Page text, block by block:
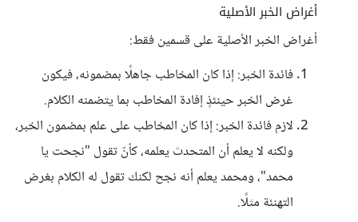
أغراض الخبر الأصلية
أغراض الخبر الأصلية على قسمين فقط:
فائدة الخبر: إذا كان المخاطب جاهلًا بمضمونه، فيكون
غرض الخبر حينئذٍ إفادة المخاطب بما يتضمنه الكلام.
لازم فائدة الخبر: إذا كان المخاطب على علم بمضمون الخبر،
ولكنه لا يعلم أن المتحدث يعلمه، كأنّ تقول "نجحت يا
محمد"، ومحمد يعلم أنه نجح لكنك تقول له الكلام بغرض
التهنئة مثلًا.